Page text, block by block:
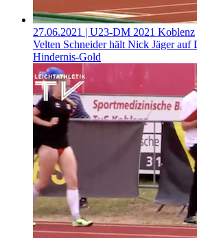
27.06.2021 | U23-DM 2021 Koblenz
Velten Schneider hält Nick Jäger auf
Hindernis-Gold